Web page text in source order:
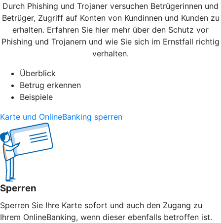
Durch Phishing und Trojaner versuchen Betrügerinnen und
Betrüger, Zugriff auf Konten von Kundinnen und Kunden zu
erhalten. Erfahren Sie hier mehr über den Schutz vor
Phishing und Trojanern und wie Sie sich im Ernstfall richtig
verhalten.
Überblick
Betrug erkennen
Beispiele
Karte und OnlineBanking sperren
Sperren
Sperren Sie Ihre Karte sofort und auch den Zugang zu
Ihrem OnlineBanking, wenn dieser ebenfalls betroffen ist.